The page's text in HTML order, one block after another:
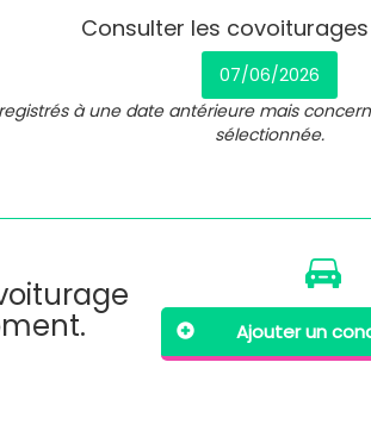
Consulter les
07/06/2026
à une date antérieure mais
sélectionnée.
Ajouter un